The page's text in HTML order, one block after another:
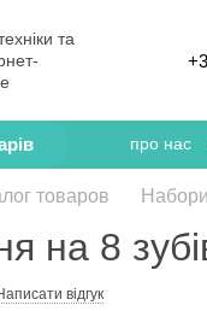
про нас
товаров
на 8
відгук